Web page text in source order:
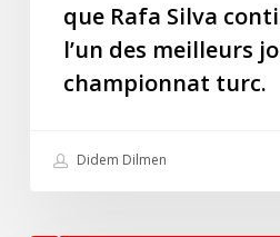
continuera
des
meilleurs
que Rafa Silva
l’un des meilleurs
championnat turc.
Didem Dilmen